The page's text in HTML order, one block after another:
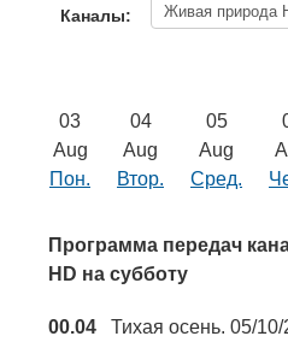
Афиша
Транспорт
Курсы валют
Еще
Каналы:
03
Aug
Пон.
04
Aug
Втор.
05
Aug
Сред.
Программа передач
HD на субботу
00.04 Тихая осень. 05/